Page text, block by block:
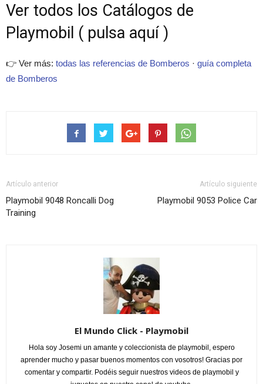
Ver todos los Catálogos de
Playmobil ( pulsa aquí )
👉 Ver más: todas las referencias de Bomberos · guía completa
de Bomberos
Artículo anterior
Playmobil 9048 Roncalli Dog
Training
Artículo siguiente
Playmobil 9053 Police Car
El Mundo Click - Playmobil
Hola soy Josemi un amante y coleccionista de playmobil, espero
aprender mucho y pasar buenos momentos con vosotros! Gracias por
comentar y compartir. Podéis seguir nuestros videos de playmobil y